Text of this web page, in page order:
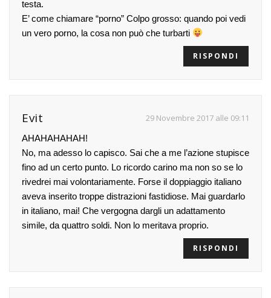
testa.
E’ come chiamare “porno” Colpo grosso: quando poi vedi
un vero porno, la cosa non può che turbarti
RISPONDI
Evit 29 Novembre 2017 alle 09:11
AHAHAHAHAH!
No, ma adesso lo capisco. Sai che a me l’azione stupisce
fino ad un certo punto. Lo ricordo carino ma non so se lo
rivedrei mai volontariamente. Forse il doppiaggio italiano
aveva inserito troppe distrazioni fastidiose. Mai guardarlo
in italiano, mai! Che vergogna dargli un adattamento
simile, da quattro soldi. Non lo meritava proprio.
RISPONDI